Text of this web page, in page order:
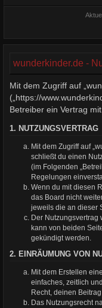
wunderkinder.de -
Mit dem Zugriff auf
(„https://
Betreiber ein Vertrag
1. NUTZUNGSVERTRAG
Mit dem Zugriff auf
schließt du einen
(im Folgenden
Regelungen
Wenn du mit diesen
das Board nicht
jeweils die an dieser
Der Nutzungsvertrag
kann von beiden
gekündigt werden.
2. EINRÄUMUNG VON
Mit dem Erstellen
einfaches, zeitlich
Recht, deinen
Das Nutzungsrecht